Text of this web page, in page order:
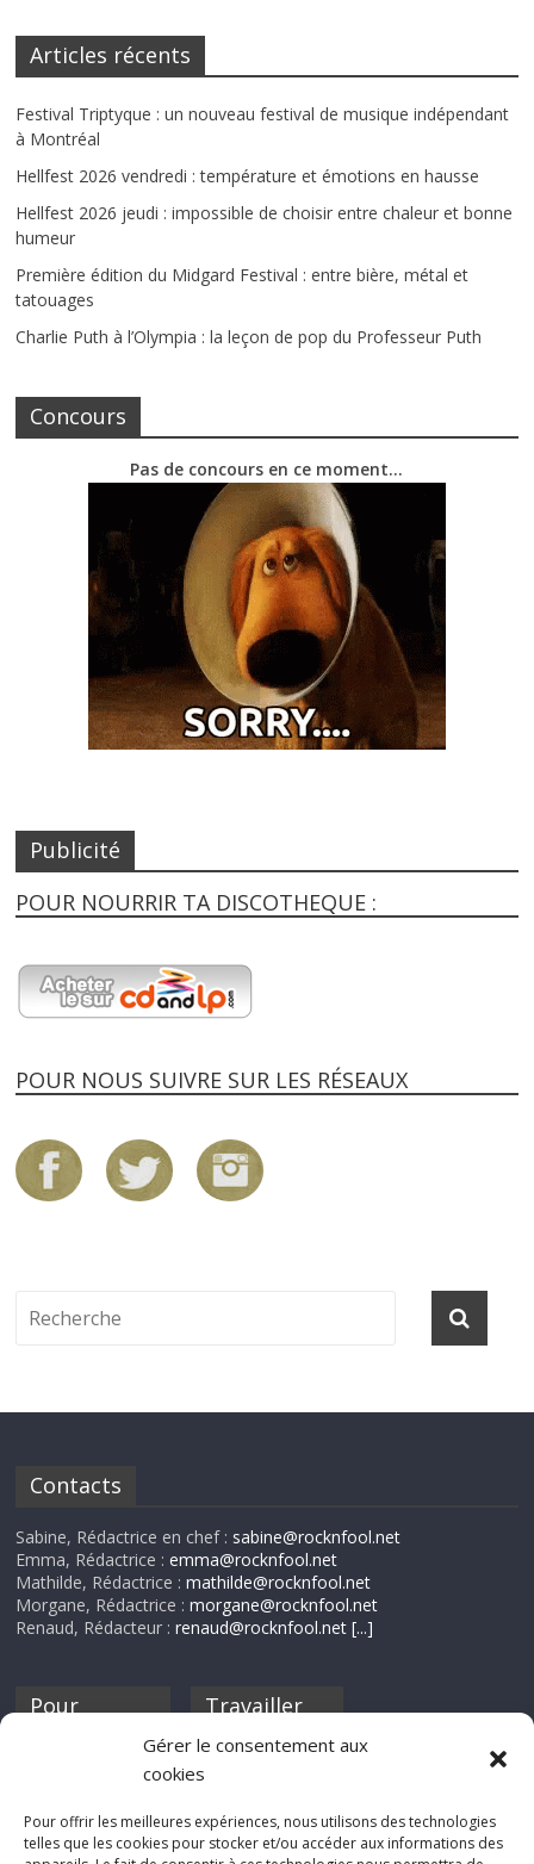
Gérer le consentement aux
cookies
Pour offrir les meilleures expériences, nous utilisons des technologies
telles que les cookies pour stocker et/ou accéder aux informations des
Articles récents
Festival Triptyque : un nouveau festival de musique indépendant
à Montréal
Hellfest 2026 vendredi : température et émotions en hausse
Hellfest 2026 jeudi : impossible de choisir entre chaleur et bonne
humeur
Première édition du Midgard Festival : entre bière, métal et
tatouages
Charlie Puth à l’Olympia : la leçon de pop du Professeur Puth
Concours
Pas de concours en ce moment…
Publicité
POUR NOURRIR TA DISCOTHEQUE :
POUR NOUS SUIVRE SUR LES RÉSEAUX
Contacts
Sabine, Rédactrice en chef : sabine@rocknfool.net
Emma, Rédactrice :emma@rocknfool.net
Mathilde, Rédactrice :mathilde@rocknfool.net
Morgane, Rédactrice :morgane@rocknfool.net
Renaud, Rédacteur :renaud@rocknfool.net [...]
Pour
discothèque
Travailler
Si tu souhaites
Rocknfool, n'hésite
pas à nous envoyer